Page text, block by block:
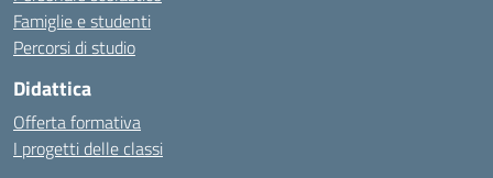
Famiglie e studenti
Percorsi di studio
Didattica
Offerta formativa
I progetti delle classi